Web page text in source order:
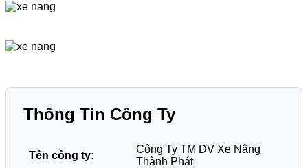
Thông Tin Công Ty
Tên công ty:
Công Ty TM DV Xe Nâng
Thành Phát